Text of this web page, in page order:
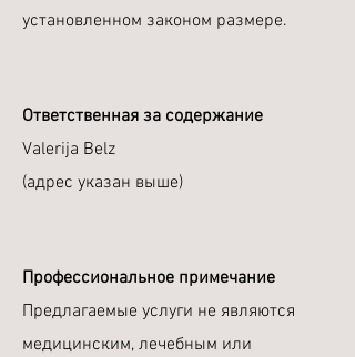
установленном законом размере.
Ответственная за содержание
Valerija Belz
(адрес указан выше)
Профессиональное примечание
Предлагаемые услуги не являются
медицинским, лечебным или